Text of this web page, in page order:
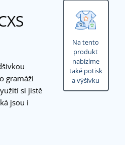
Na tento
produkt
nabízíme
také potisk
a výšivku
gramáži
si jistě
jsou i